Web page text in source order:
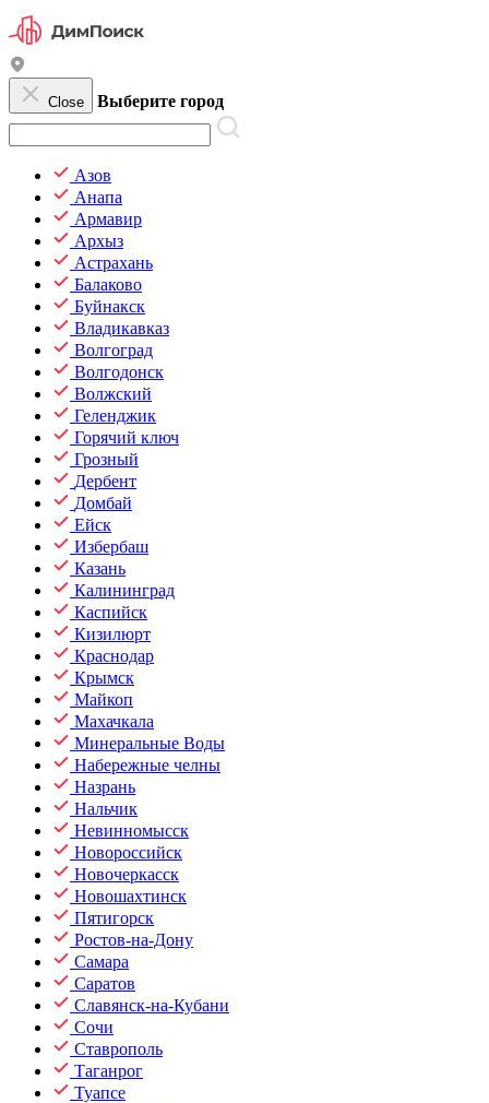
Close Выберите город
Азов
Анапа
Армавир
Архыз
Астрахань
Балаково
Буйнакск
Владикавказ
Волгоград
Волгодонск
Волжский
Геленджик
Горячий ключ
Грозный
Дербент
Домбай
Ейск
Избербаш
Казань
Калининград
Каспийск
Кизилюрт
Краснодар
Крымск
Майкоп
Махачкала
Минеральные Воды
Набережные челны
Назрань
Нальчик
Невинномысск
Новороссийск
Новочеркасск
Новошахтинск
Пятигорск
Ростов-на-Дону
Самара
Саратов
Славянск-на-Кубани
Сочи
Ставрополь
Таганрог
Туапсе